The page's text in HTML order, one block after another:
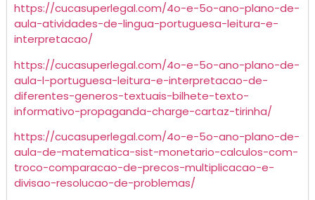
https://cucasuperlegal.com/4o-e-5o-ano-plano-de-
aula-atividades-de-lingua-portuguesa-leitura-e-
interpretacao/
https://cucasuperlegal.com/4o-e-5o-ano-plano-de-
aula-l-portuguesa-leitura-e-interpretacao-de-
diferentes-generos-textuais-bilhete-texto-
informativo-propaganda-charge-cartaz-tirinha/
https://cucasuperlegal.com/4o-e-5o-ano-plano-de-
aula-de-matematica-sist-monetario-calculos-com-
troco-comparacao-de-precos-multiplicacao-e-
divisao-resolucao-de-problemas/